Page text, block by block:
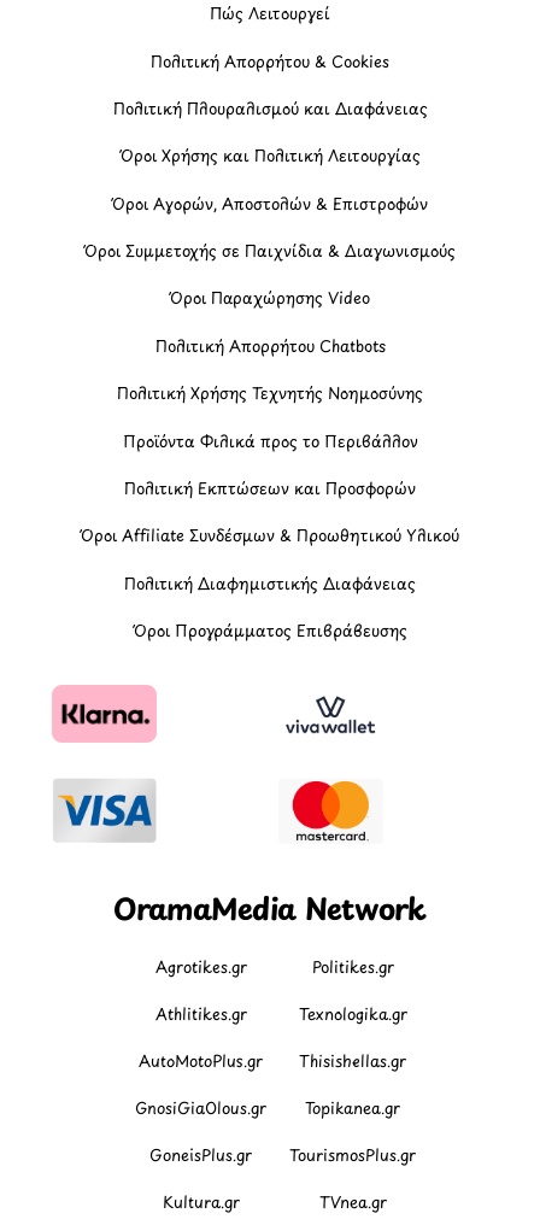
Πώς Λειτουργεί
Πολιτική Απορρήτου & Cookies
Πολιτική Πλουραλισμού και Διαφάνειας
Όροι Χρήσης και Πολιτική Λειτουργίας
Όροι Αγορών, Αποστολών & Επιστροφών
Όροι Συμμετοχής σε Παιχνίδια & Διαγωνισμούς
Όροι Παραχώρησης Video
Πολιτική Απορρήτου Chatbots
Πολιτική Χρήσης Τεχνητής Νοημοσύνης
Προϊόντα Φιλικά προς το Περιβάλλον
Πολιτική Εκπτώσεων και Προσφορών
Όροι Affiliate Συνδέσμων & Προωθητικού Υλικού
Πολιτική Διαφημιστικής Διαφάνειας
Όροι Προγράμματος Επιβράβευσης
OramaMedia Network
Agrotikes.gr Politikes.gr
Athlitikes.gr Texnologika.gr
AutoMotoPlus.gr Thisishellas.gr
GnosiGiaOlous.gr Topikanea.gr
GoneisPlus.gr TourismosPlus.gr
Kultura.gr TVnea.gr